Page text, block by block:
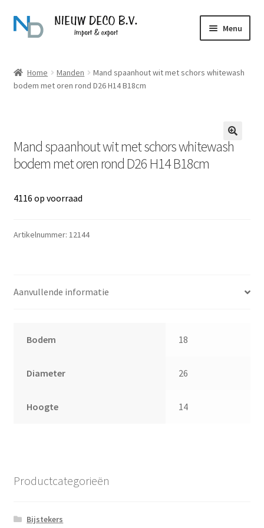
Ga
door
navigatie
Ga
naar
inhoud
Menu
Producten
Home Manden
Mand spaanhout wit met schors whitewash
bodem met oren rond D26 H14 B18cm
Mand spaanhout wit met schors whitewash
bodem met oren rond D26 H14 B18cm
4116 op voorraad
Artikelnummer: 12144
Aanvullende informatie
Bodem 18
Diameter 26
Hoogte 14
Productcategorieën
Bijstekers